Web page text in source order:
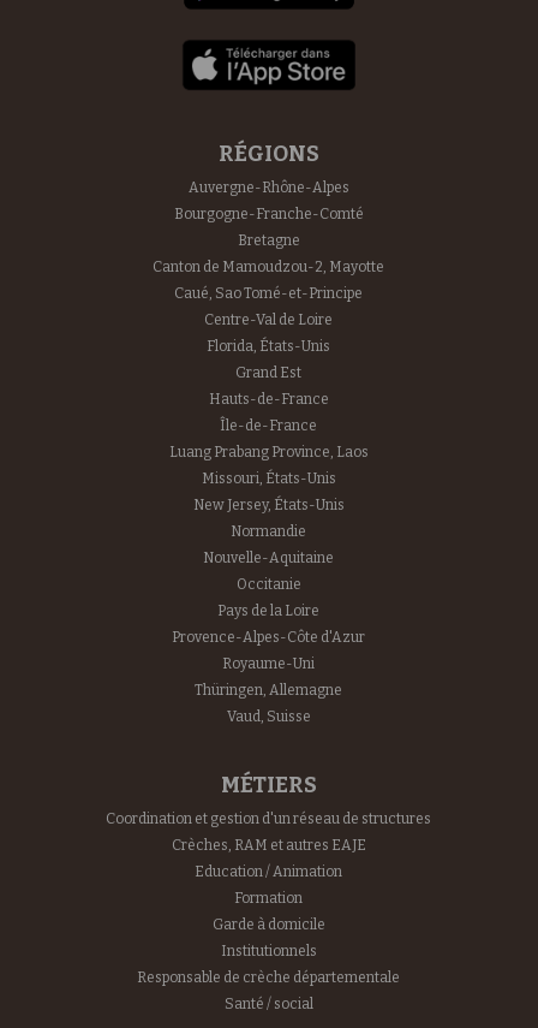
RÉGIONS
Auvergne-Rhône-Alpes
Bourgogne-Franche-Comté
Bretagne
Canton de Mamoudzou-2, Mayotte
Caué, Sao Tomé-et-Principe
Centre-Val de Loire
Florida, États-Unis
Grand Est
Hauts-de-France
Île-de-France
Luang Prabang Province, Laos
Missouri, États-Unis
New Jersey, États-Unis
Normandie
Nouvelle-Aquitaine
Occitanie
Pays de la Loire
Provence-Alpes-Côte d'Azur
Royaume-Uni
Thüringen, Allemagne
Vaud, Suisse
MÉTIERS
Coordination et gestion d'un réseau de structures
Crèches, RAM et autres EAJE
Education / Animation
Formation
Garde à domicile
Institutionnels
Responsable de crèche départementale
Santé / social